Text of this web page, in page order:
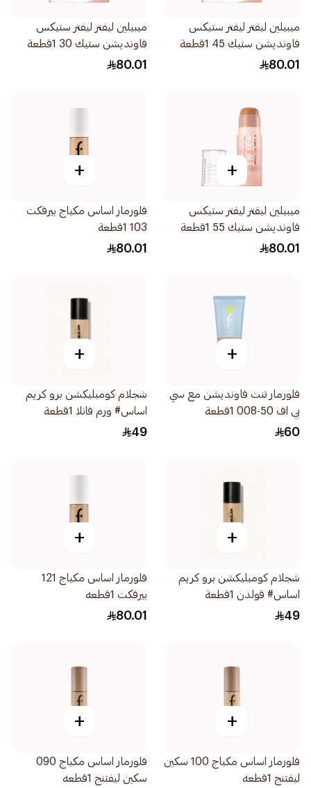
ميبيلين ليفتر ليفتر ستيكس
فاونديشن ستيك 45 1قطعة
80.01
ميبيلين ليفتر ليفتر ستيكس
فاونديشن ستيك 30 1قطعة
80.01
+
ميبيلين ليفتر ليفتر ستيكس
فاونديشن ستيك 55 1قطعة
80.01
+
فلورمار اساس مكياج بيرفكت
103 1قطعة
80.01
+
فلورمار تنت فاونديشن مع سي
بي اف 50-008 1قطعة
60
+
شجلام كومبليكشن برو كريم
اساس# ورم فانلا 1قطعة
49
+
شجلام كومبليكشن برو كريم
اساس# قولدن 1قطعة
49
+
فلورمار اساس مكياج 121
بيرفكت 1قطعه
80.01
+
فلورمار اساس مكياج 100 سكين
ليفتنج 1قطعه
+
فلورمار اساس مكياج 090
سكين ليفتنج 1قطعه